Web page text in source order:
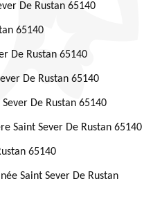
De Rustan 65140
65140
De Rustan 65140
De Rustan 65140
De Rustan 65140
Saint Sever De Rustan 65140
65140
Saint Sever De Rustan